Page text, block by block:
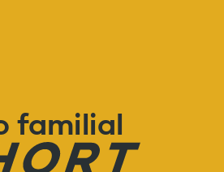
familial